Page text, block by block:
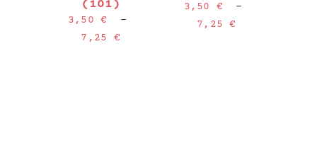
PRODUIT
(101)
3,50€
–
7,25 €Plage
3,50 €
–
7,25€